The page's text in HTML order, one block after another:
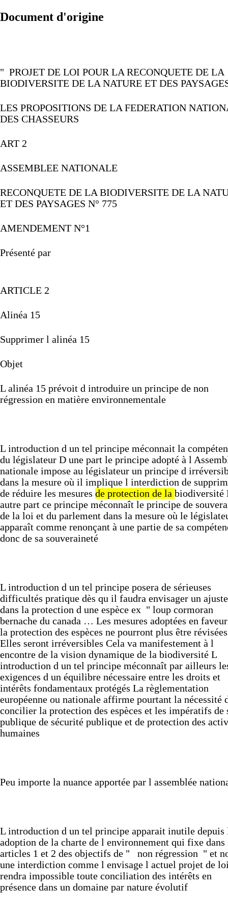
Document d'origine
" PROJET DE LOI POUR LA RECONQUETE DE LA
BIODIVERSITE DE LA NATURE ET DES
LES PROPOSITIONS DE LA FEDERATION
DES CHASSEURS
ART 2
ASSEMBLEE NATIONALE
RECONQUETE DE LA BIODIVERSITE DE LA
ET DES PAYSAGES N° 775
AMENDEMENT N°1
Présenté par
ARTICLE 2
Alinéa 15
Supprimer l alinéa 15
Objet
L alinéa 15 prévoit d introduire un principe de non
régression en matière environnementale
L introduction d un tel principe méconnait la
du législateur D une part le principe adopté à l
nationale impose au législateur un principe d
dans la mesure où il implique l interdiction de
de réduire les mesures de protection de la biodiversité
autre part ce principe méconnaît le principe de
de la loi et du parlement dans la mesure où le
apparaît comme renonçant à une partie de sa
donc de sa souveraineté
L introduction d un tel principe posera de sérieuses
difficultés pratique dès qu il faudra envisager un
dans la protection d une espèce ex " loup cormoran
bernache du canada … Les mesures adoptées en
la protection des espèces ne pourront plus être révisées
Elles seront irréversibles Cela va manifestement à l
encontre de la vision dynamique de la biodiversité L
introduction d un tel principe méconnaît par ailleurs
exigences d un équilibre nécessaire entre les droits et
intérêts fondamentaux protégés La règlementation
européenne ou nationale affirme pourtant la nécessité
concilier la protection des espèces et les impératifs de
publique de sécurité publique et de protection des
humaines
Peu importe la nuance apportée par l assemblée
L introduction d un tel principe apparait inutile depuis
adoption de la charte de l environnement qui fixe dans
articles 1 et 2 des objectifs de " non régression " et
une interdiction comme l envisage l actuel projet de
rendra impossible toute conciliation des intérêts en
présence dans un domaine par nature évolutif